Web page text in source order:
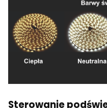
Sterowanie